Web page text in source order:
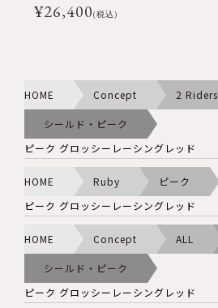
¥26,400(税込)
HOME Concept 2 Riders
シールド・ピーク
ピーク グロッシーレーシングレッド
HOME Ruby
ピーク
ピーク グロッシーレーシングレッド
HOME Concept ALL
シールド・ピーク
ピーク グロッシーレーシングレッド